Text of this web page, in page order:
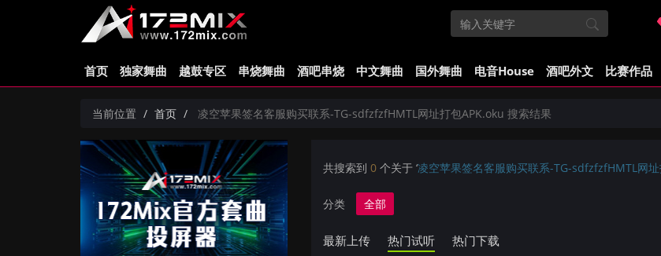
首页 独家舞曲 越鼓专区 串烧舞曲 酒吧串烧 中文舞曲 国外舞曲 电音House 酒吧外文 比赛作品
当前位置 首页 凌空苹果签名客服购买联系-TG-sdfzfzfHMTL网址打包APK.oku 搜索结果
共搜索到 0个关于 ‘凌空苹果签名客服购买联系-TG-sdfzfzfHMTL网
分类 全部
最新上传 热门试听 热门下载